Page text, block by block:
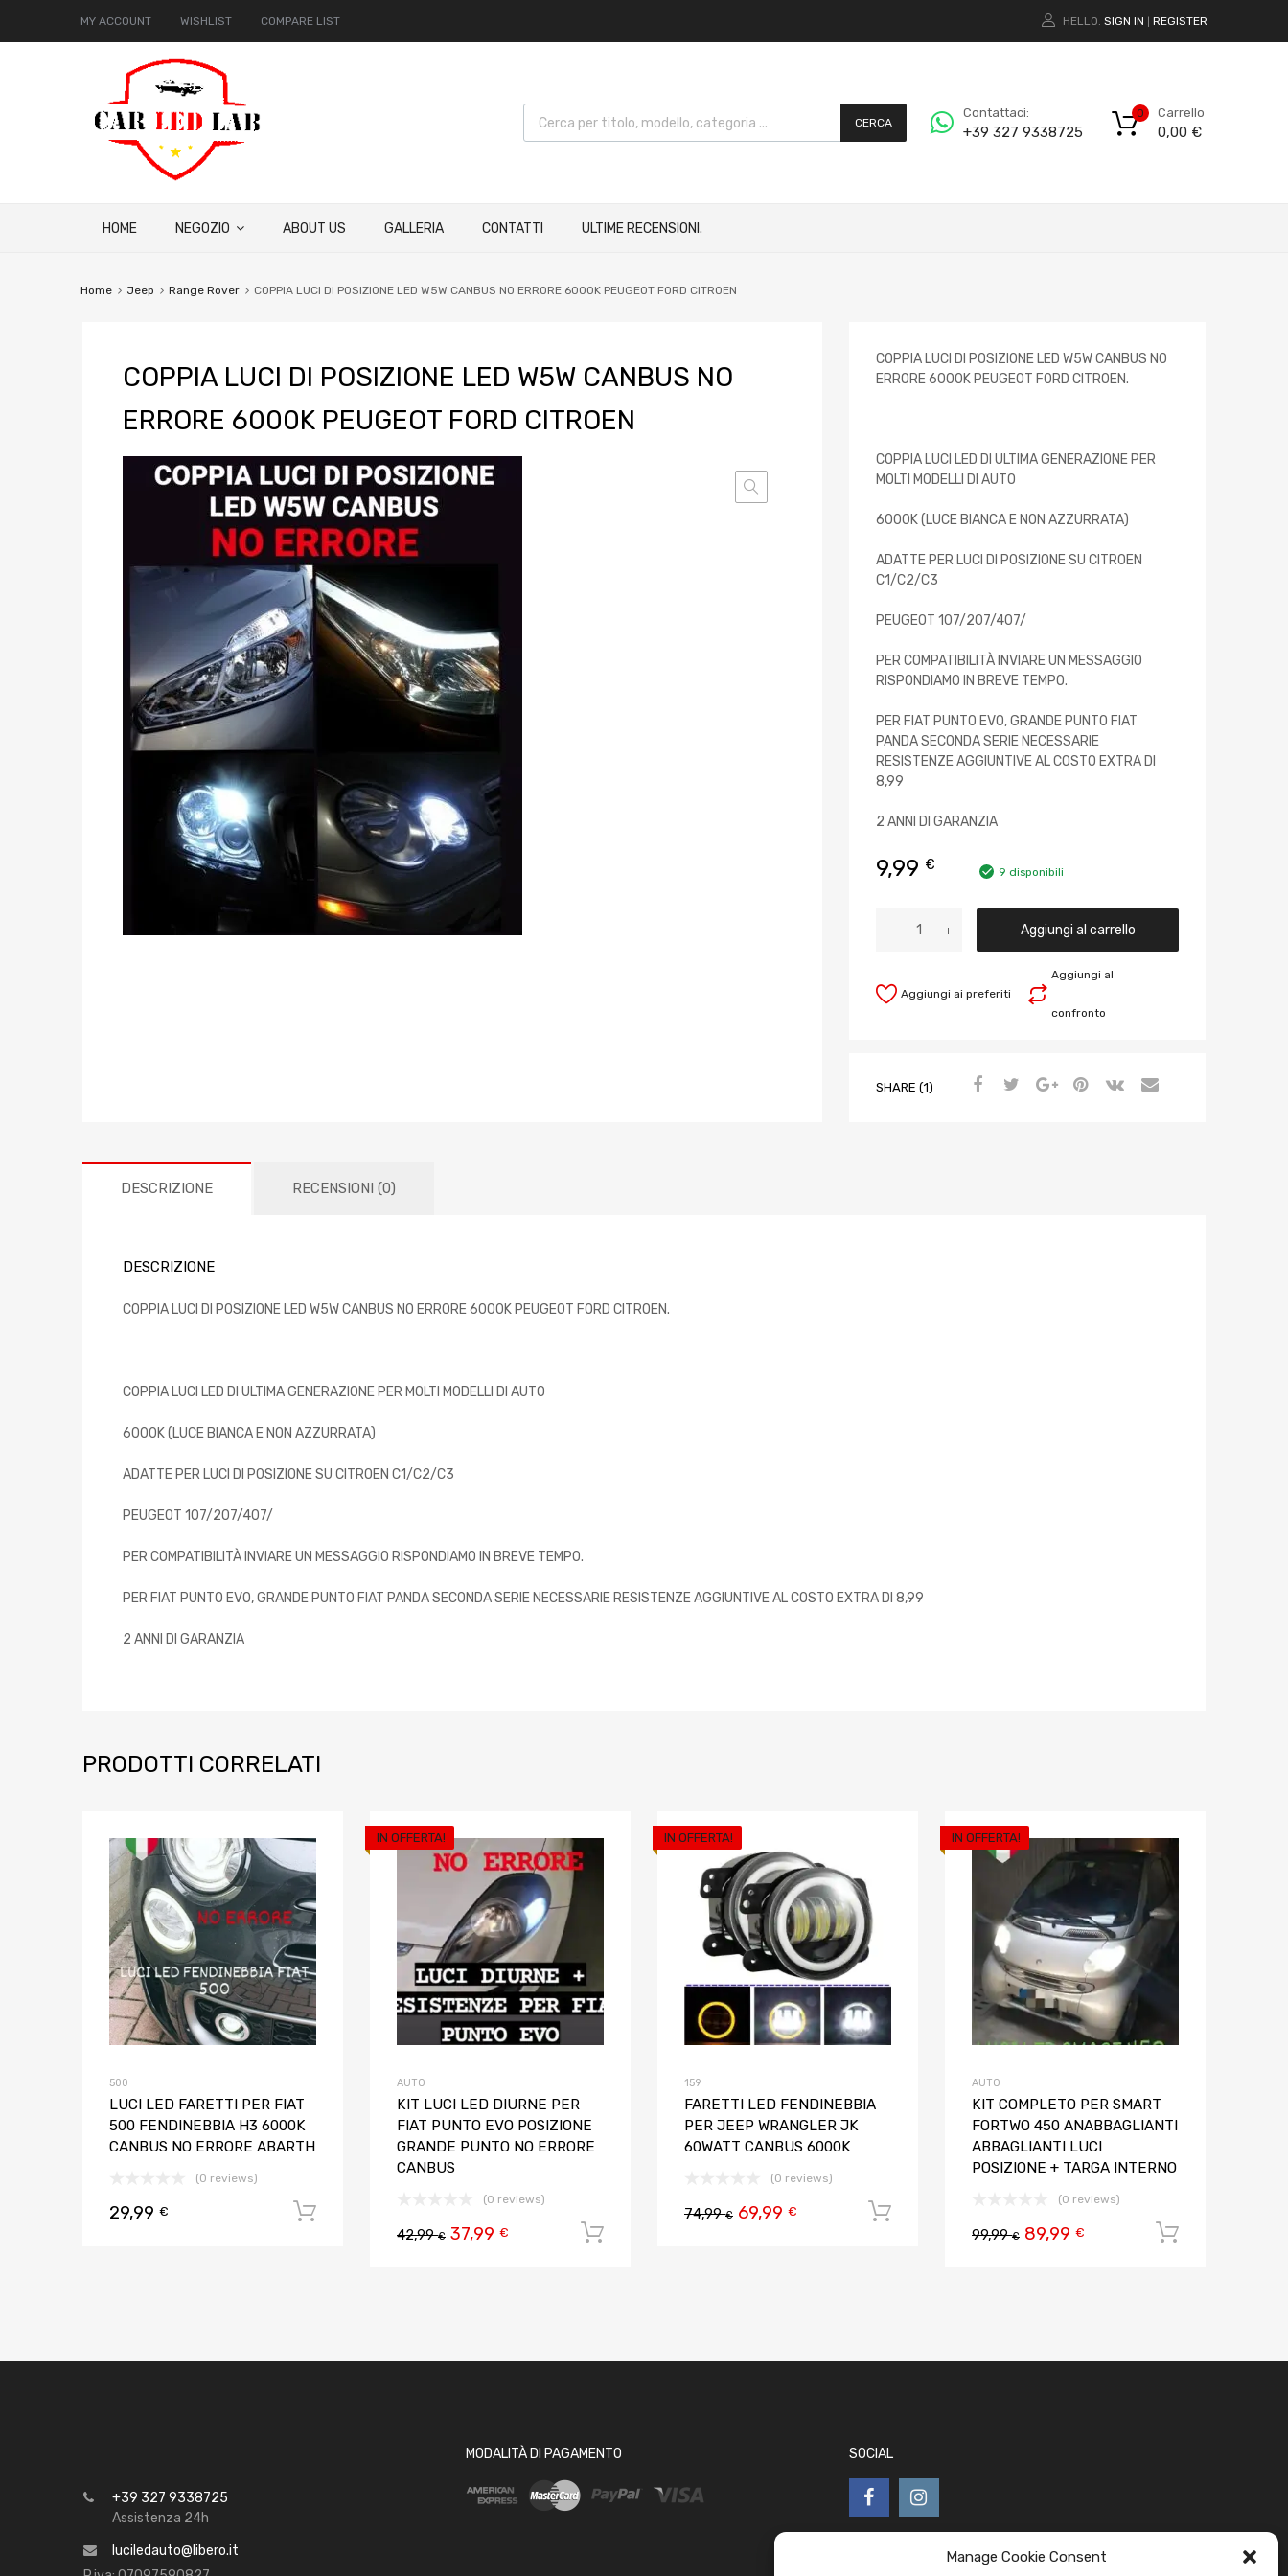
Manage Cookie Consent
MY ACCOUNT WISHLIST COMPARE LIST HELLO. SIGN IN REGISTER
CERCA
Contattaci:
+39 327 9338725
Carrello
0,00 €
0
HOME NEGOZIO ABOUT US GALLERIA CONTATTI ULTIME RECENSIONI.
Home Jeep Range Rover COPPIA LUCI DI POSIZIONE LED W5W CANBUS NO ERRORE 6000K PEUGEOT FORD CITROEN
COPPIA LUCI DI POSIZIONE LED W5W CANBUS NO
ERRORE 6000K PEUGEOT FORD CITROEN
COPPIA LUCI DI POSIZIONE LED W5W CANBUS NO
ERRORE 6000K PEUGEOT FORD CITROEN.
COPPIA LUCI LED DI ULTIMA GENERAZIONE PER
MOLTI MODELLI DI AUTO
6000K (LUCE BIANCA E NON AZZURRATA)
ADATTE PER LUCI DI POSIZIONE SU CITROEN
C1/C2/C3
PEUGEOT 107/207/407/
PER COMPATIBILITÀ INVIARE UN MESSAGGIO
RISPONDIAMO IN BREVE TEMPO.
PER FIAT PUNTO EVO, GRANDE PUNTO FIAT
PANDA SECONDA SERIE NECESSARIE
RESISTENZE AGGIUNTIVE AL COSTO EXTRA DI
8,99
2 ANNI DI GARANZIA
9,99 € 9 disponibili
Aggiungi al carrello
Aggiungi al
confronto
Aggiungi ai preferiti
SHARE (1)
DESCRIZIONE RECENSIONI (0)
DESCRIZIONE
COPPIA LUCI DI POSIZIONE LED W5W CANBUS NO ERRORE 6000K PEUGEOT FORD CITROEN.
COPPIA LUCI LED DI ULTIMA GENERAZIONE PER MOLTI MODELLI DI AUTO
6000K (LUCE BIANCA E NON AZZURRATA)
ADATTE PER LUCI DI POSIZIONE SU CITROEN C1/C2/C3
PEUGEOT 107/207/407/
PER COMPATIBILITÀ INVIARE UN MESSAGGIO RISPONDIAMO IN BREVE TEMPO.
PER FIAT PUNTO EVO, GRANDE PUNTO FIAT PANDA SECONDA SERIE NECESSARIE RESISTENZE AGGIUNTIVE AL COSTO EXTRA DI 8,99
2 ANNI DI GARANZIA
PRODOTTI CORRELATI
Aggiungi ai preferiti
500
LUCI LED FARETTI PER FIAT
500 FENDINEBBIA H3 6000K
CANBUS NO ERRORE ABARTH
(0 reviews)
29,99 €
IN OFFERTA!
Aggiungi ai preferiti
Aggiungi al confronto
AUTO
KIT LUCI LED DIURNE PER
FIAT PUNTO EVO POSIZIONE
GRANDE PUNTO NO ERRORE
CANBUS
(0 reviews)
42,99€ 37,99 €
IN OFFERTA!
Aggiungi ai preferiti
159
FARETTI LED FENDINEBBIA
PER JEEP WRANGLER JK
60WATT CANBUS 6000K
(0 reviews)
74,99€ 69,99 €
IN OFFERTA!
AUTO
KIT COMPLETO PER SMART
FORTWO 450 ANABBAGLIANTI
ABBAGLIANTI LUCI
POSIZIONE + TARGA INTERNO
(0 reviews)
99,99€ 89,99 €
+39 327 9338725
Assistenza 24h
luciledauto@libero.it
MODALITÀ DI PAGAMENTO SOCIAL